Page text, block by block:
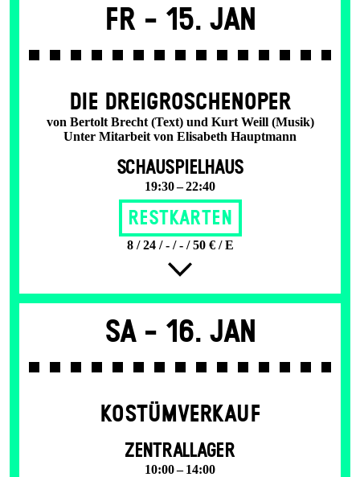
Fr - 15. Jan
DIE DREI­GROSCHEN­OPER
von Bertolt Brecht (Text) und Kurt Weill (Musik)
Unter Mitarbeit von Elisabeth Hauptmann
SCHAUSPIELHAUS
19:30 – 22:40
Restkarten
8 / 24 / - / - / 50 € / E
Sa - 16. Jan
KOSTÜMVERKAUF
ZENTRALLAGER
10:00 – 14:00